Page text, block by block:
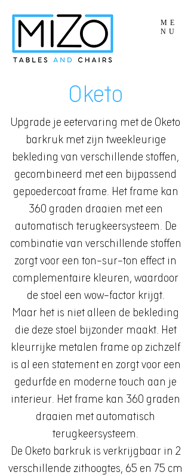
ME
NU
Oketo
Upgrade je eetervaring met de Oketo
barkruk met zijn tweekleurige
bekleding van verschillende stoffen,
gecombineerd met een bijpassend
gepoedercoat frame. Het frame kan
360 graden draaien met een
automatisch terugkeersysteem. De
combinatie van verschillende stoffen
zorgt voor een ton-sur-ton effect in
complementaire kleuren, waardoor
de stoel een wow-factor krijgt.
Maar het is niet alleen de bekleding
die deze stoel bijzonder maakt. Het
kleurrijke metalen frame op zichzelf
is al een statement en zorgt voor een
gedurfde en moderne touch aan je
interieur. Het frame kan 360 graden
draaien met automatisch
terugkeersysteem.
De Oketo barkruk is verkrijgbaar in 2
verschillende zithoogtes, 65 en 75 cm